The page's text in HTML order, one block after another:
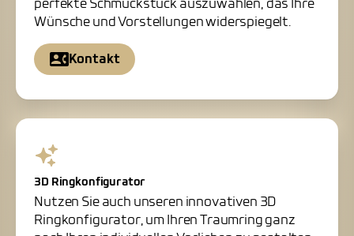
perfekte Schmuckstück auszuwählen, das Ihre
Wünsche und Vorstellungen widerspiegelt.
Kontakt
3D Ringkonfigurator
Nutzen Sie auch unseren innovativen 3D
Ringkonfigurator, um Ihren Traumring ganz